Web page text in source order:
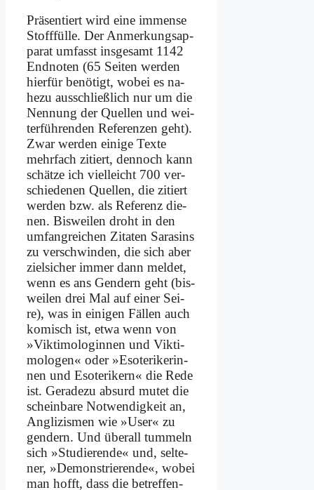
Prä­sen­tiert wird ei­ne im­mense
Stoff­fül­le. Der An­mer­kungs­ap­
pa­rat um­fasst ins­ge­samt 1142
End­no­ten (65 Sei­ten wer­den
hier­für be­nö­tigt, wo­bei es na­
he­zu aus­schließ­lich nur um die
Nen­nung der Quel­len und wei­
ter­füh­ren­den Re­fe­ren­zen geht).
Zwar wer­den ei­ni­ge Tex­te
mehr­fach zi­tiert, den­noch kann
schät­ze ich viel­leicht 700 ver­
schie­de­nen Quel­len, die zi­tiert
wer­den bzw. als Re­fe­renz die­
nen. Bis­wei­len droht in den
um­fang­rei­chen Zi­ta­ten Sa­rasins
zu ver­schwin­den, die sich aber
ziel­si­cher im­mer dann mel­det,
wenn es ans Gen­dern geht (bis­
wei­len drei Mal auf ei­ner Sei­
re), was in ei­ni­gen Fäl­len auch
ko­misch ist, et­wa wenn von
»Vik­ti­mo­lo­gin­nen und Vik­ti­
mo­lo­gen« oder »Eso­te­ri­ke­rin­
nen und Eso­te­ri­kern« die Re­de
ist. Ge­ra­de­zu ab­surd mu­tet die
schein­ba­re Not­wen­dig­keit an,
An­gli­zis­men wie »User« zu
gen­dern. Und über­all tum­meln
sich »Stu­die­ren­de« und, sel­te­
ner, »De­mon­strie­ren­de«, wo­bei
man hofft, dass die be­tref­fen­